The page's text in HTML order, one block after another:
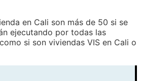
en Cali son más de 50 si se
ejecutando por todas las
si son viviendas VIS en Cali o